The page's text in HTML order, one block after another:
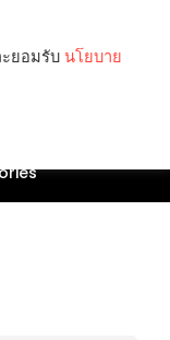
ยอมรับ นโยบาย